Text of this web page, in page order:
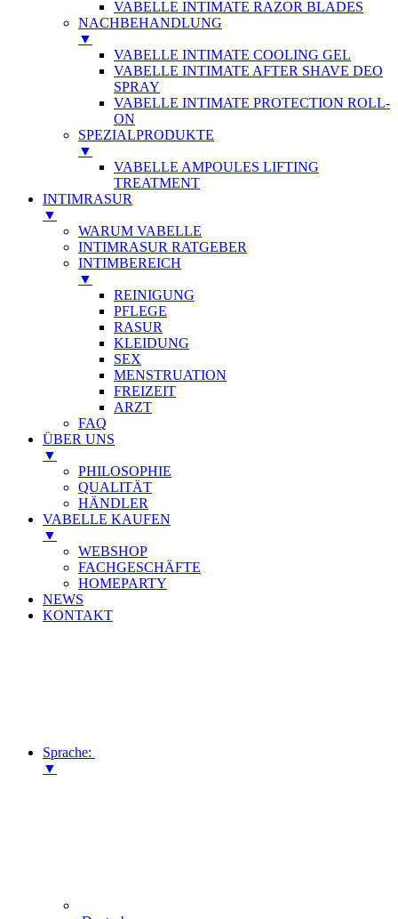
VABELLE INTIMATE RAZOR BLADES
NACHBEHANDLUNG
▼
VABELLE INTIMATE COOLING GEL
VABELLE INTIMATE AFTER SHAVE DEO
SPRAY
VABELLE INTIMATE PROTECTION ROLL-
ON
SPEZIALPRODUKTE
▼
VABELLE AMPOULES LIFTING
TREATMENT
INTIMRASUR
▼
WARUM VABELLE
INTIMRASUR RATGEBER
INTIMBEREICH
▼
REINIGUNG
PFLEGE
RASUR
KLEIDUNG
SEX
MENSTRUATION
FREIZEIT
ARZT
FAQ
ÜBER UNS
▼
PHILOSOPHIE
QUALITÄT
HÄNDLER
VABELLE KAUFEN
▼
WEBSHOP
FACHGESCHÄFTE
HOMEPARTY
NEWS
KONTAKT
Sprache:
▼